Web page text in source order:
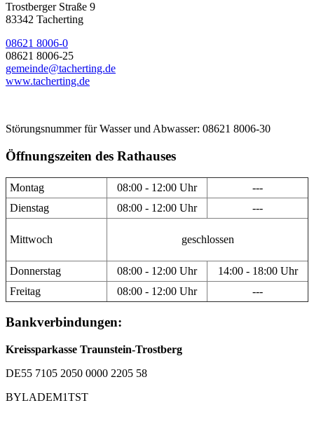
Trostberger Straße 9
83342 Tacherting
08621 8006-0
08621 8006-25
gemeinde@tacherting.de
www.tacherting.de
Störungsnummer für Wasser und Abwasser: 08621 8006-30
Öffnungszeiten des Rathauses
Montag 08:00 - 12:00 Uhr
---
Dienstag
08:00 - 12:00 Uhr ---
Mittwoch geschlossen
Donnerstag 08:00 - 12:00 Uhr
14:00 - 18:00 Uhr
Freitag
08:00 - 12:00 Uhr ---
Bankverbindungen:
Kreissparkasse Traunstein-Trostberg
DE55 7105 2050 0000 2205 58
BYLADEM1TST